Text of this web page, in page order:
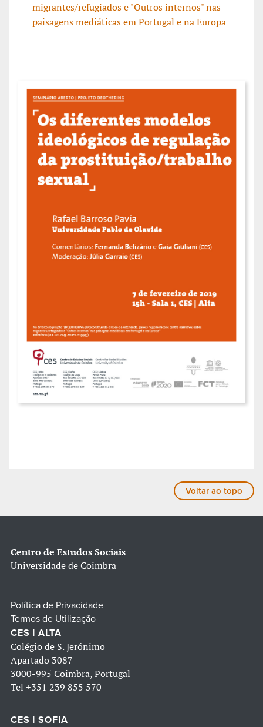
migrantes/refugiados e "Outros internos" nas
paisagens mediáticas em Portugal e na Europa
Voltar ao topo
Centro de Estudos Sociais
Universidade de Coimbra
Política de Privacidade
Termos de Utilização
CES | ALTA
Colégio de S. Jerónimo
Apartado 3087
3000-995 Coimbra, Portugal
Tel +351 239 855 570
CES | SOFIA